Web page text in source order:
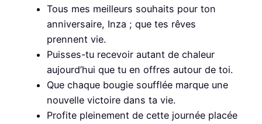
Tous mes meilleurs souhaits pour ton
anniversaire, Inza ; que tes rêves
prennent vie.
Puisses-tu recevoir autant de chaleur
aujourd’hui que tu en offres autour de toi.
Que chaque bougie soufflée marque une
nouvelle victoire dans ta vie.
Profite pleinement de cette journée placée